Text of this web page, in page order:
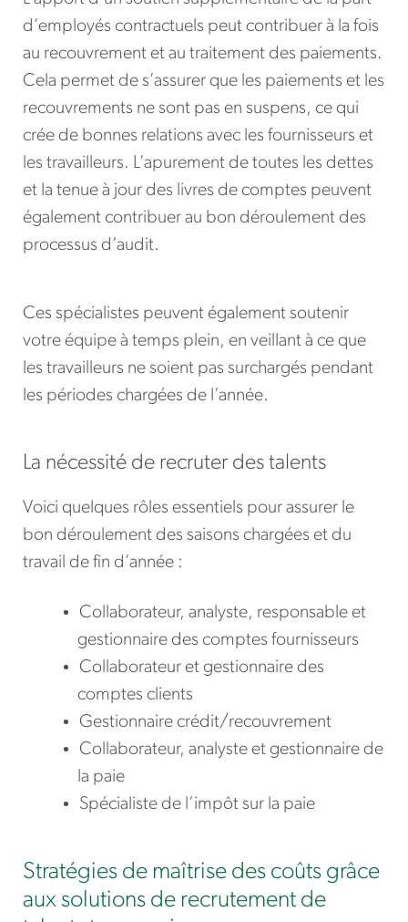
d’employés contractuels peut contribuer à la fois
au recouvrement et au traitement des paiements.
Cela permet de s’assurer que les paiements et les
recouvrements ne sont pas en suspens, ce qui
crée de bonnes relations avec les fournisseurs et
les travailleurs. L’apurement de toutes les dettes
et la tenue à jour des livres de comptes peuvent
également contribuer au bon déroulement des
processus d’audit.
Ces spécialistes peuvent également soutenir
votre équipe à temps plein, en veillant à ce que
les travailleurs ne soient pas surchargés pendant
les périodes chargées de l’année.
La nécessité de recruter des talents
Voici quelques rôles essentiels pour assurer le
bon déroulement des saisons chargées et du
travail de fin d’année :
Collaborateur, analyste, responsable et
gestionnaire des comptes fournisseurs
Collaborateur et gestionnaire des
comptes clients
Gestionnaire crédit/recouvrement
Collaborateur, analyste et gestionnaire de
la paie
Spécialiste de l’impôt sur la paie
Stratégies de maîtrise des coûts grâce
aux solutions de recrutement de